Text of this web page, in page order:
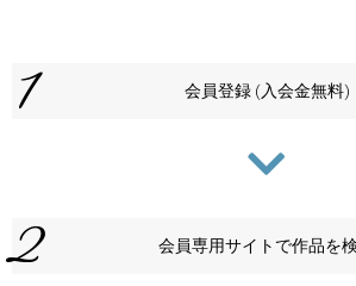
会員登録 (入会金無料)
1
会員専用サイトで作品を
2